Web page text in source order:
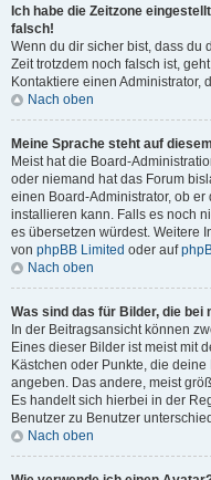
Ich habe die Zeitzone
falsch!
Wenn du dir sicher bist, dass du
Zeit trotzdem noch falsch ist,
Kontaktiere einen Administrator,
Nach oben
Meine Sprache steht auf
Meist hat die Board-
oder niemand hat das Forum
einen Board-Administrator, ob
installieren kann. Falls es noch
es übersetzen würdest. Weitere
von phpBB Limited oder auf
Nach oben
Was sind das für Bilder, die bei
In der Beitragsansicht können
Eines dieser Bilder ist meist mit
Kästchen oder Punkte, die
angeben. Das andere, meist
Es handelt sich hierbei in der
Benutzer zu Benutzer
Nach oben